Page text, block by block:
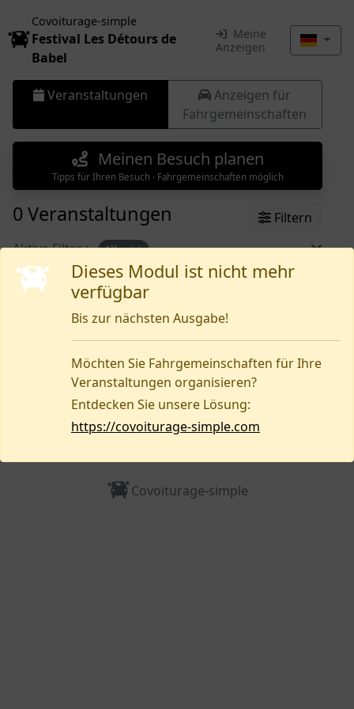
Dieses Modul ist nicht mehr
verfügbar
Bis zur nächsten Ausgabe!
Möchten Sie Fahrgemeinschaften für Ihre
Veranstaltungen organisieren?
Entdecken Sie unsere Lösung:
https://covoiturage-simple.com
Covoiturage-simple
Festival Les Détours de
Babel
Meine
Anzeigen
Veranstaltungen
Anzeigen für
Fahrgemeinschaften
Meinen Besuch planen
Tipps für Ihren Besuch · Fahrgemeinschaften möglich
0 Veranstaltungen
Filtern
Aktive Filter :
Alle
Noch nichts vorhanden
Brauchen Sie Hilfe oder möchten Sie ein
Problem melden?
Covoiturage-simple